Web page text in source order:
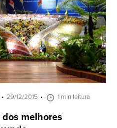
29/12/2015 1 min leitura
melhores